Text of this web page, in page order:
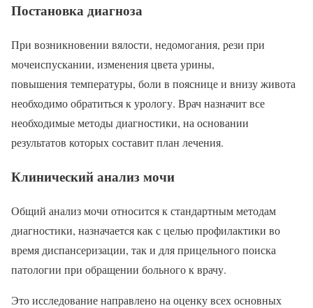
Постановка диагноза
При возникновении вялости, недомогания, рези при
мочеиспускании, изменения цвета урины,
повышения температуры, боли в пояснице и внизу живота
необходимо обратиться к урологу. Врач назначит все
необходимые методы диагностики, на основании
результатов которых составит план лечения.
Клинический анализ мочи
Общий анализ мочи относится к стандартным методам
диагностики, назначается как с целью профилактики во
время диспансеризации, так и для прицельного поиска
патологии при обращении больного к врачу.
Это исследование направлено на оценку всех основных